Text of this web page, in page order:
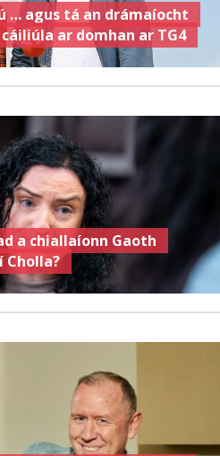
… agus tá an drámaíocht
ar domhan ar TG4
a chiallaíonn Gaoth
Cholla?